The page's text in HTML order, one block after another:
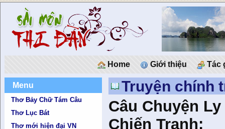
Home Giới thiệu Tác
Menu
Thơ Bảy Chữ Tám Câu
Thơ Lục Bát
Thơ mới hiện đại VN
Truyện chính
Câu Chuyện
Chiến Tranh: